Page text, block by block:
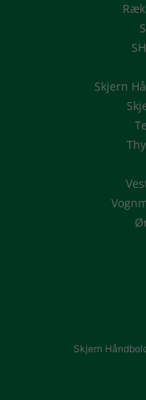
Skjern
Skjern